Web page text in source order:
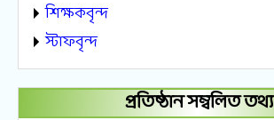
শিক্ষকবৃন্দ
স্টাফবৃন্দ
প্রতিষ্ঠান সম্বলিত তথ্য